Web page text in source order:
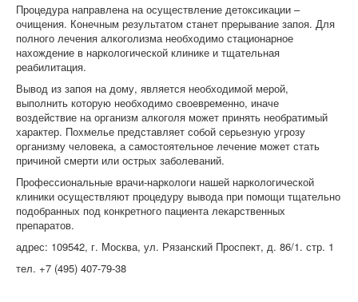
Процедура направлена на осуществление детоксикации –
очищения. Конечным результатом станет прерывание запоя. Для
полного лечения алкоголизма необходимо стационарное
нахождение в наркологической клинике и тщательная
реабилитация.
Вывод из запоя на дому, является необходимой мерой,
выполнить которую необходимо своевременно, иначе
воздействие на организм алкоголя может принять необратимый
характер. Похмелье представляет собой серьезную угрозу
организму человека, а самостоятельное лечение может стать
причиной смерти или острых заболеваний.
Профессиональные врачи-наркологи нашей наркологической
клиники осуществляют процедуру вывода при помощи тщательно
подобранных под конкретного пациента лекарственных
препаратов.
адрес: 109542, г. Москва, ул. Рязанский Проспект, д. 86/1. стр. 1
тел. +7 (495) 407-79-38